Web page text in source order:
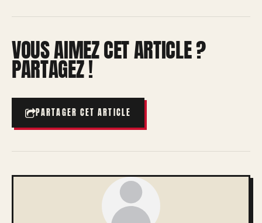
VOUS AIMEZ CET ARTICLE ?
PARTAGEZ !
PARTAGER CET ARTICLE